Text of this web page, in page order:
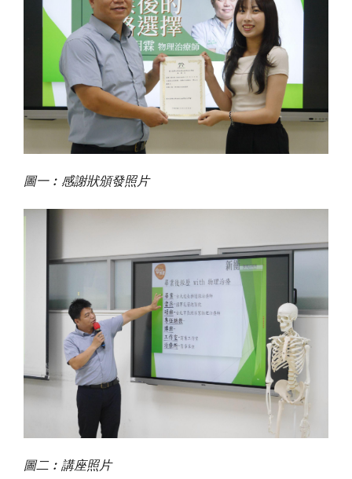
圖一︰感謝狀頒發照片
圖二︰講座照片